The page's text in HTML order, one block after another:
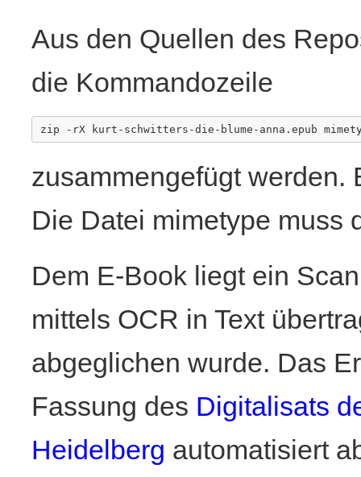
Aus den Quellen des
die Kommandozeile
zip - rX kurt - schwitters -die - blume - anna . epub
zusammengefügt werden.
Die Datei mimetype muss
Dem E-Book liegt ein
mittels OCR in Text
abgeglichen wurde. Das
Fassung des Digitalisats
Heidelberg automatisiert